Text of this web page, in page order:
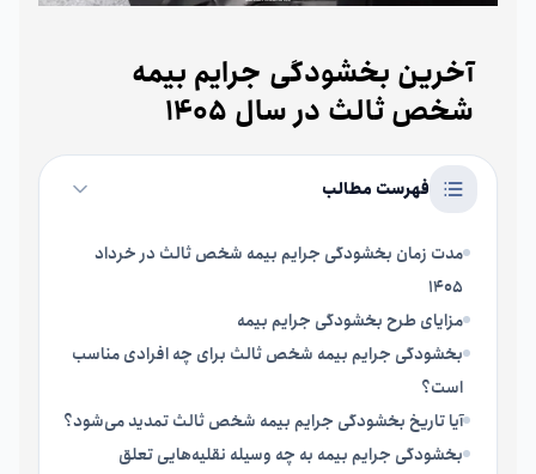
آخرین بخشودگی جرایم بیمه
شخص ثالث در سال 1405
فهرست مطالب
مدت زمان بخشودگی جرایم بیمه شخص ثالث در خرداد
1405
مزایای طرح بخشودگی جرایم بیمه
بخشودگی جرایم بیمه شخص ثالث برای چه افرادی مناسب
است؟
آیا تاریخ بخشودگی جرایم بیمه شخص ثالث تمدید می‌شود؟
بخشودگی جرایم بیمه به چه وسیله نقلیه‌هایی تعلق